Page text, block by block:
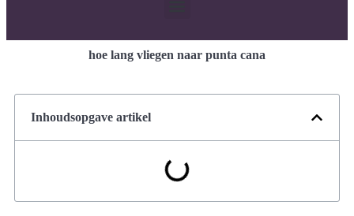
hoe lang vliegen naar punta cana
Inhoudsopgave artikel